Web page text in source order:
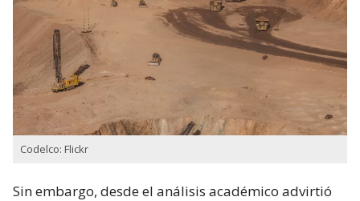
Codelco: Flickr
Sin embargo, desde el análisis académico advirtió